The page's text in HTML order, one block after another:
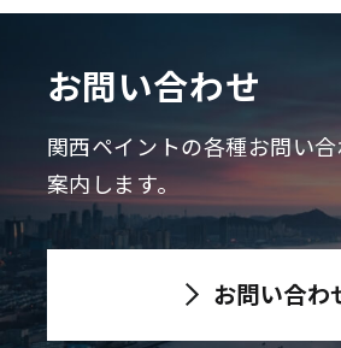
お問い合わせ
関西ペイントの各種お問い
案内します。
お問い合わ